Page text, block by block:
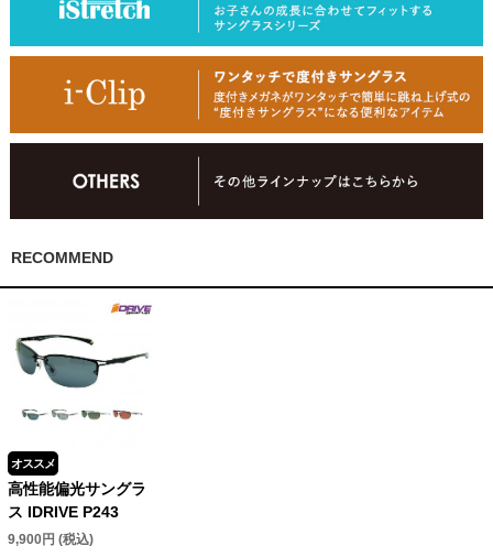
RECOMMEND
オススメ
高性能偏光サングラ
ス IDRIVE P243
9,900円 (税込)